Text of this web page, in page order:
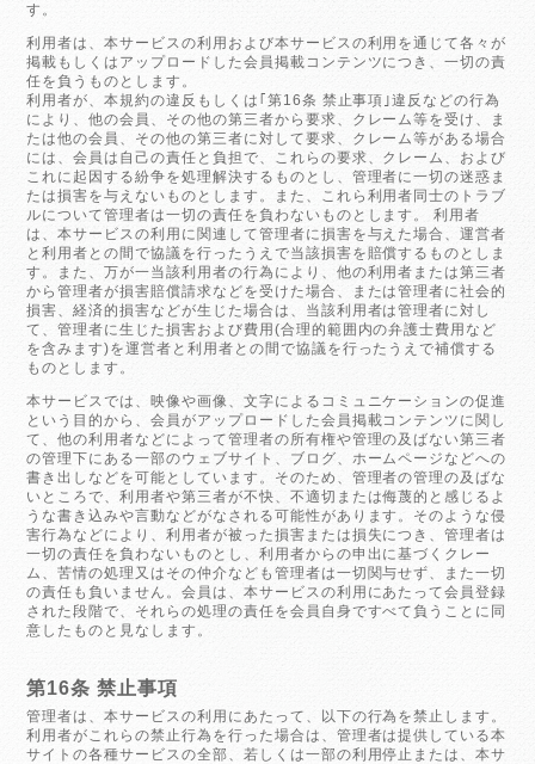
す。
利用者は、本サービスの利用および本サービスの利用を通じて各々が
掲載もしくはアップロードした会員掲載コンテンツにつき、一切の責
任を負うものとします。
利用者が、本規約の違反もしくは｢第16条 禁止事項｣違反などの行為
により、他の会員、その他の第三者から要求、クレーム等を受け、ま
たは他の会員、その他の第三者に対して要求、クレーム等がある場合
には、会員は自己の責任と負担で、これらの要求、クレーム、および
これに起因する紛争を処理解決するものとし、管理者に一切の迷惑ま
たは損害を与えないものとします。また、これら利用者同士のトラブ
ルについて管理者は一切の責任を負わないものとします。 利用者
は、本サービスの利用に関連して管理者に損害を与えた場合、運営者
と利用者との間で協議を行ったうえで当該損害を賠償するものとしま
す。また、万が一当該利用者の行為により、他の利用者または第三者
から管理者が損害賠償請求などを受けた場合、または管理者に社会的
損害、経済的損害などが生じた場合は、当該利用者は管理者に対し
て、管理者に生じた損害および費用(合理的範囲内の弁護士費用など
を含みます)を運営者と利用者との間で協議を行ったうえで補償する
ものとします。
本サービスでは、映像や画像、文字によるコミュニケーションの促進
という目的から、会員がアップロードした会員掲載コンテンツに関し
て、他の利用者などによって管理者の所有権や管理の及ばない第三者
の管理下にある一部のウェブサイト、ブログ、ホームページなどへの
書き出しなどを可能としています。そのため、管理者の管理の及ばな
いところで、利用者や第三者が不快、不適切または侮蔑的と感じるよ
うな書き込みや言動などがなされる可能性があります。そのような侵
害行為などにより、利用者が被った損害または損失につき、管理者は
一切の責任を負わないものとし、利用者からの申出に基づくクレー
ム、苦情の処理又はその仲介なども管理者は一切関与せず、また一切
の責任も負いません。会員は、本サービスの利用にあたって会員登録
された段階で、それらの処理の責任を会員自身ですべて負うことに同
意したものと見なします。
第16条 禁止事項
管理者は、本サービスの利用にあたって、以下の行為を禁止します。
利用者がこれらの禁止行為を行った場合は、管理者は提供している本
サイトの各種サービスの全部、若しくは一部の利用停止または、本サ